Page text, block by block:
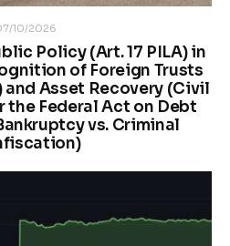
10/2026
Policy (Art. 17 PILA) in
of Foreign Trusts
Asset Recovery (Civil
the Federal Act on Debt
vs. Criminal